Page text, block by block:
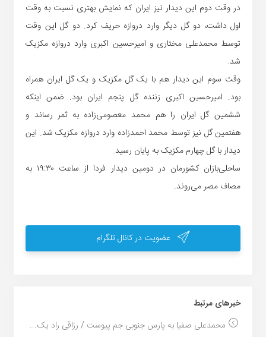
در وقت دوم‌ این دیدار نیز ایران که نمایش بهتری نسبت به وقت
اول داشت، دو گل دیگر وارد دروازه حریف کرد. دو گل این وقت
توسط محمدعلی مختاری و امیرحسین اکبری وارد دروازه مکزیک
شد.
وقت سوم این دیدار هم با یک گل مکزیک و یک گل ایران همراه
بود. امیرحسین اکبری زننده گل پنجم ایران بود. ضمن اینکه
ششمین گل ایران را هم محمد معصومی‌زاده به ثمر رساند و
هفتمین گل نیز توسط محمد احمدزاده وارد دروازه مکزیک شد. این
دیدار با گل چهارم مکزیک به پایان رسید.
ساحلی‌بازان کشورمان در دومین دیدار فردا از ساعت ۱۹:۳۰ به
مصاف مصر می‌روند.
عضویت در کانال تلگرام
خبر‌های مرتبط
محمدعلی صفیا به پارس جنوبی جم پیوست / رزاقی راد یک...